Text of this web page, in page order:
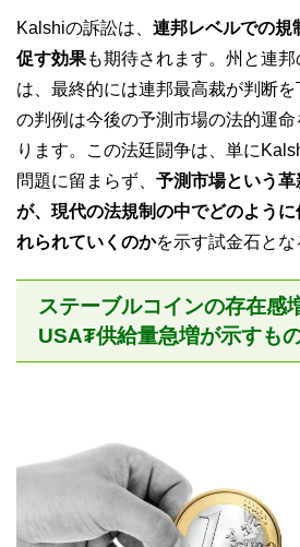
Kalshiの訴訟は、 連邦レベルでの規
促す効果も期待されます。州と連
は、最終的には連邦最高裁が判断
の判例は今後の予測市場の法的運
ります。この法廷闘争は、単に
問題に留まらず、 予測市場という
が、現代の法規制の中でどのよう
れられていくのかを示す試金石とな
ステーブルコインの存在感
USA₮供給量急増が示すも